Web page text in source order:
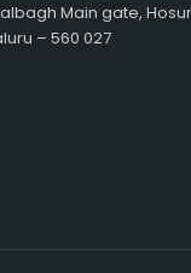
Main gate,
– 560 027